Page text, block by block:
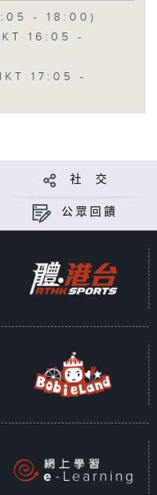
- 18:00)
16:05 -
17:05 -
社 交
公眾回饋